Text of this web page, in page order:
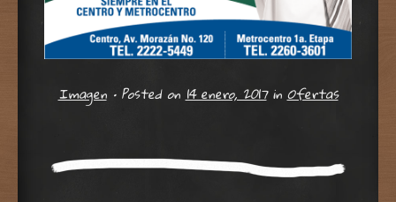
Imagen • Posted on14 enero, 2017 inOfertas